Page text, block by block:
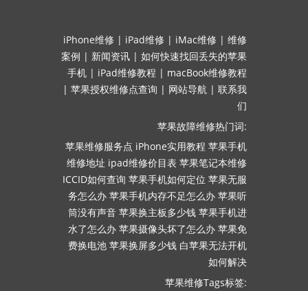
iPhone维修 | iPad维修 | iMac维修 | 维修
案例 | 新闻资讯 | 如何快速找回丢失的苹果
手机 | iPad维修教程 | macBook维修教程
| 苹果授权维修点查询 | 网站导航 | 联系我
们
苹果故障维修热门词:
苹果维修服务点 iPhone实用教程 苹果手机
维修地址 ipad维修价目表 苹果笔记本维修
ICCID如何查询 苹果手机如何定位 苹果无服
务怎么办 苹果手机内存不足怎么办 苹果听
筒没有声音 苹果换主板多少钱 苹果手机进
水了怎么办 苹果摄像头坏了怎么办 苹果免
费换电池 苹果换屏多少钱 白苹果无法开机
如何解决
苹果维修Tags标签: